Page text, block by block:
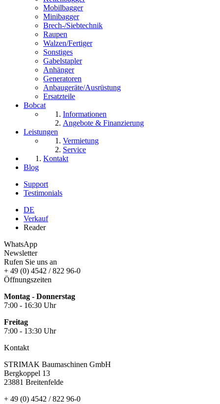
Mobilbagger
Minibagger
Brech-/Siebtechnik
Raupen
Walzen/Fertiger
Sonstiges
Gabelstapler
Anhänger
Generatoren
Anbaugeräte/Ausrüstung
Ersatzteile
Bobcat
Informationen
Angebote & Finanzierung
Leistungen
Vermietung
Service
Kontakt
Blog
Support
Testimonials
DE
Verkauf
Reader
WhatsApp
Newsletter
Rufen Sie uns an
+ 49 (0) 4542 / 822 96-0
Öffnungszeiten
Montag - Donnerstag
7:00 - 16:30 Uhr
Freitag
7:00 - 13:30 Uhr
Kontakt
STRIMAK Baumaschinen GmbH
Bergkoppel 13
23881 Breitenfelde
+ 49 (0) 4542 / 822 96-0